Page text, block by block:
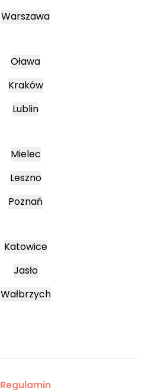
Warszawa
Oława
Kraków
Lublin
Mielec
Leszno
Poznań
Katowice
Jasło
Wałbrzych
Regulamin